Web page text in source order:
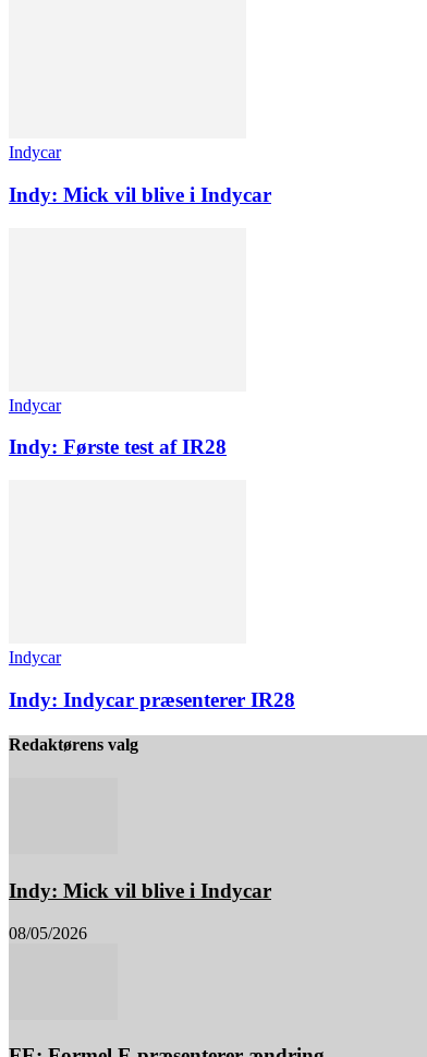
Indycar
Indy: Mick vil blive i Indycar
Indycar
Indy: Første test af IR28
Indycar
Indy: Indycar præsenterer IR28
Redaktørens valg
Indy: Mick vil blive i Indycar
08/05/2026